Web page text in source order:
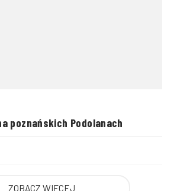
poznańskich Podolanach
ZOBACZ WIĘCEJ